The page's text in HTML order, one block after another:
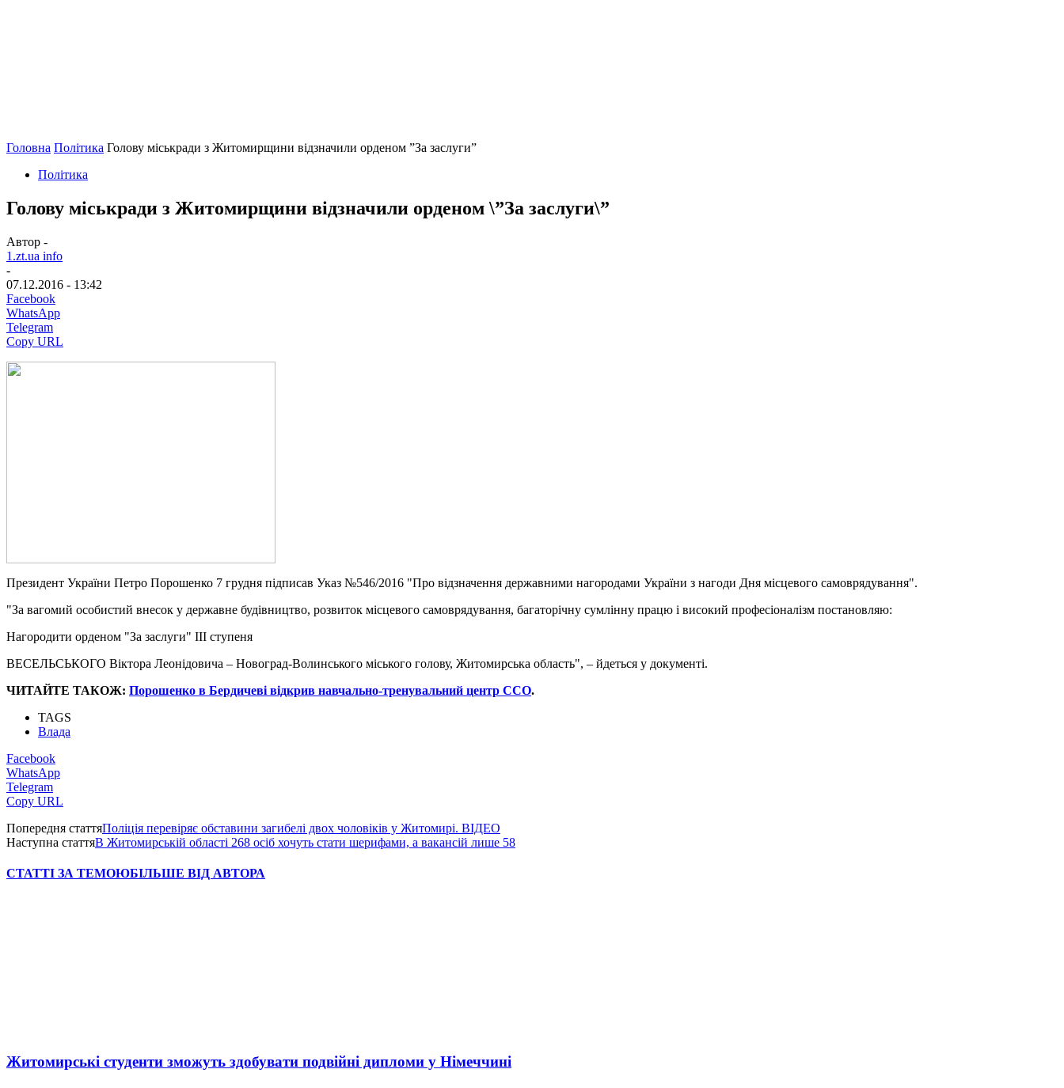
Головна Політика Голову міськради з Житомирщини відзначили орденом ”За заслуги”
Політика
Голову міськради з Житомирщини відзначили орденом \”За заслуги\”
Автор -
1.zt.ua info
-
07.12.2016 - 13:42
Facebook
WhatsApp
Telegram
Copy URL
Президент України Петро Порошенко 7 грудня підписав Указ №546/2016 "Про відзначення державними нагородами України з нагоди Дня місцевого самоврядування".
"За вагомий особистий внесок у державне будівництво, розвиток місцевого самоврядування, багаторічну сумлінну працю і високий професіоналізм постановляю:
Нагородити орденом "За заслуги" III ступеня
ВЕСЕЛЬСЬКОГО Віктора Леонідовича – Новоград-Волинського міського голову, Житомирська область", – йдеться у документі.
ЧИТАЙТЕ ТАКОЖ: Порошенко в Бердичеві відкрив навчально-тренувальний центр ССО.
TAGS
Влада
Facebook
WhatsApp
Telegram
Copy URL
Попередня статтяПоліція перевіряє обставини загибелі двох чоловіків у Житомирі. ВІДЕО
Наступна статтяВ Житомирській області 268 осіб хочуть стати шерифами, а вакансій лише 58
СТАТТІ ЗА ТЕМОЮБІЛЬШЕ ВІД АВТОРА
Житомирські студенти зможуть здобувати подвійні дипломи у Німеччині